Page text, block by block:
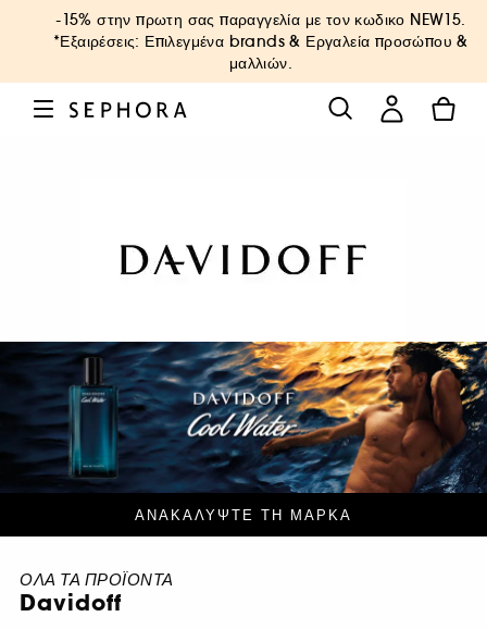
-15% στην πρωτη σας παραγγελία με τον κωδικο NEW15.
*Εξαιρέσεις: Επιλεγμένα brands & Εργαλεία προσώπου &
μαλλιών.
ΑΝΑΚΑΛΥΨΤΕ ΤΗ ΜΑΡΚΑ
ΟΛΑ ΤΑ ΠΡΟΪΟΝΤΑ
Davidoff